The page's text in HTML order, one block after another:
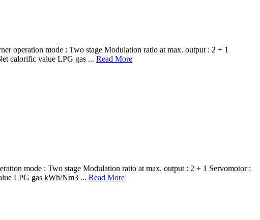
mode : Two stage Modulation ratio at max. output : 2 ÷ 1
calorific value LPG gas ... Read More
mode : Two stage Modulation ratio at max. output : 2 ÷ 1 Servomotor :
LPG gas kWh/Nm3 ... Read More